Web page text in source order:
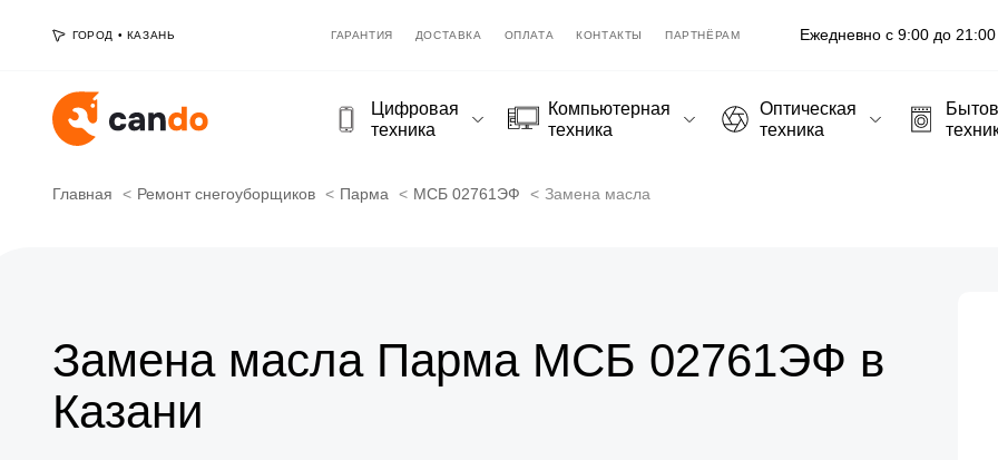
ГОРОД • КАЗАНЬ ГАРАНТИЯ ДОСТАВКА ОПЛАТА КОНТАКТЫ ПАРТНЁРАМ Ежедневно с 9:00 до 21:00
Цифровая
техника
Компьютерная
техника
Оптическая
техника
Главная Ремонт снегоуборщиков Парма МСБ 02761ЭФ Замена масла
Замена масла Парма МСБ 02761ЭФ в
Казани